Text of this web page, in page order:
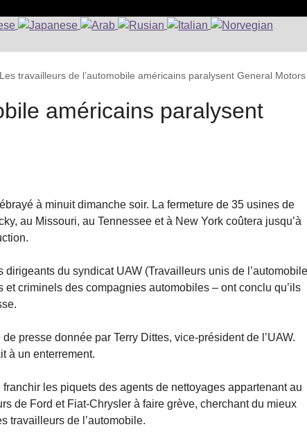
Les travailleurs de l’automobile américains paralysent General Motors
américains paralysent
à minuit dimanche soir. La fermeture de 35 usines de
au Missouri, au Tennessee et à New York coûtera jusqu’à
du syndicat UAW (Travailleurs unis de
criminels des compagnies automobiles – ont conclu qu’ils
presse donnée par Terry Dittes, vice-président de l’UAW.
à un enterrement.
les piquets des agents de nettoyages appartenant au
de Ford et Fiat-Chrysler à faire grève, cherchant du mieux
travailleurs de l’automobile.